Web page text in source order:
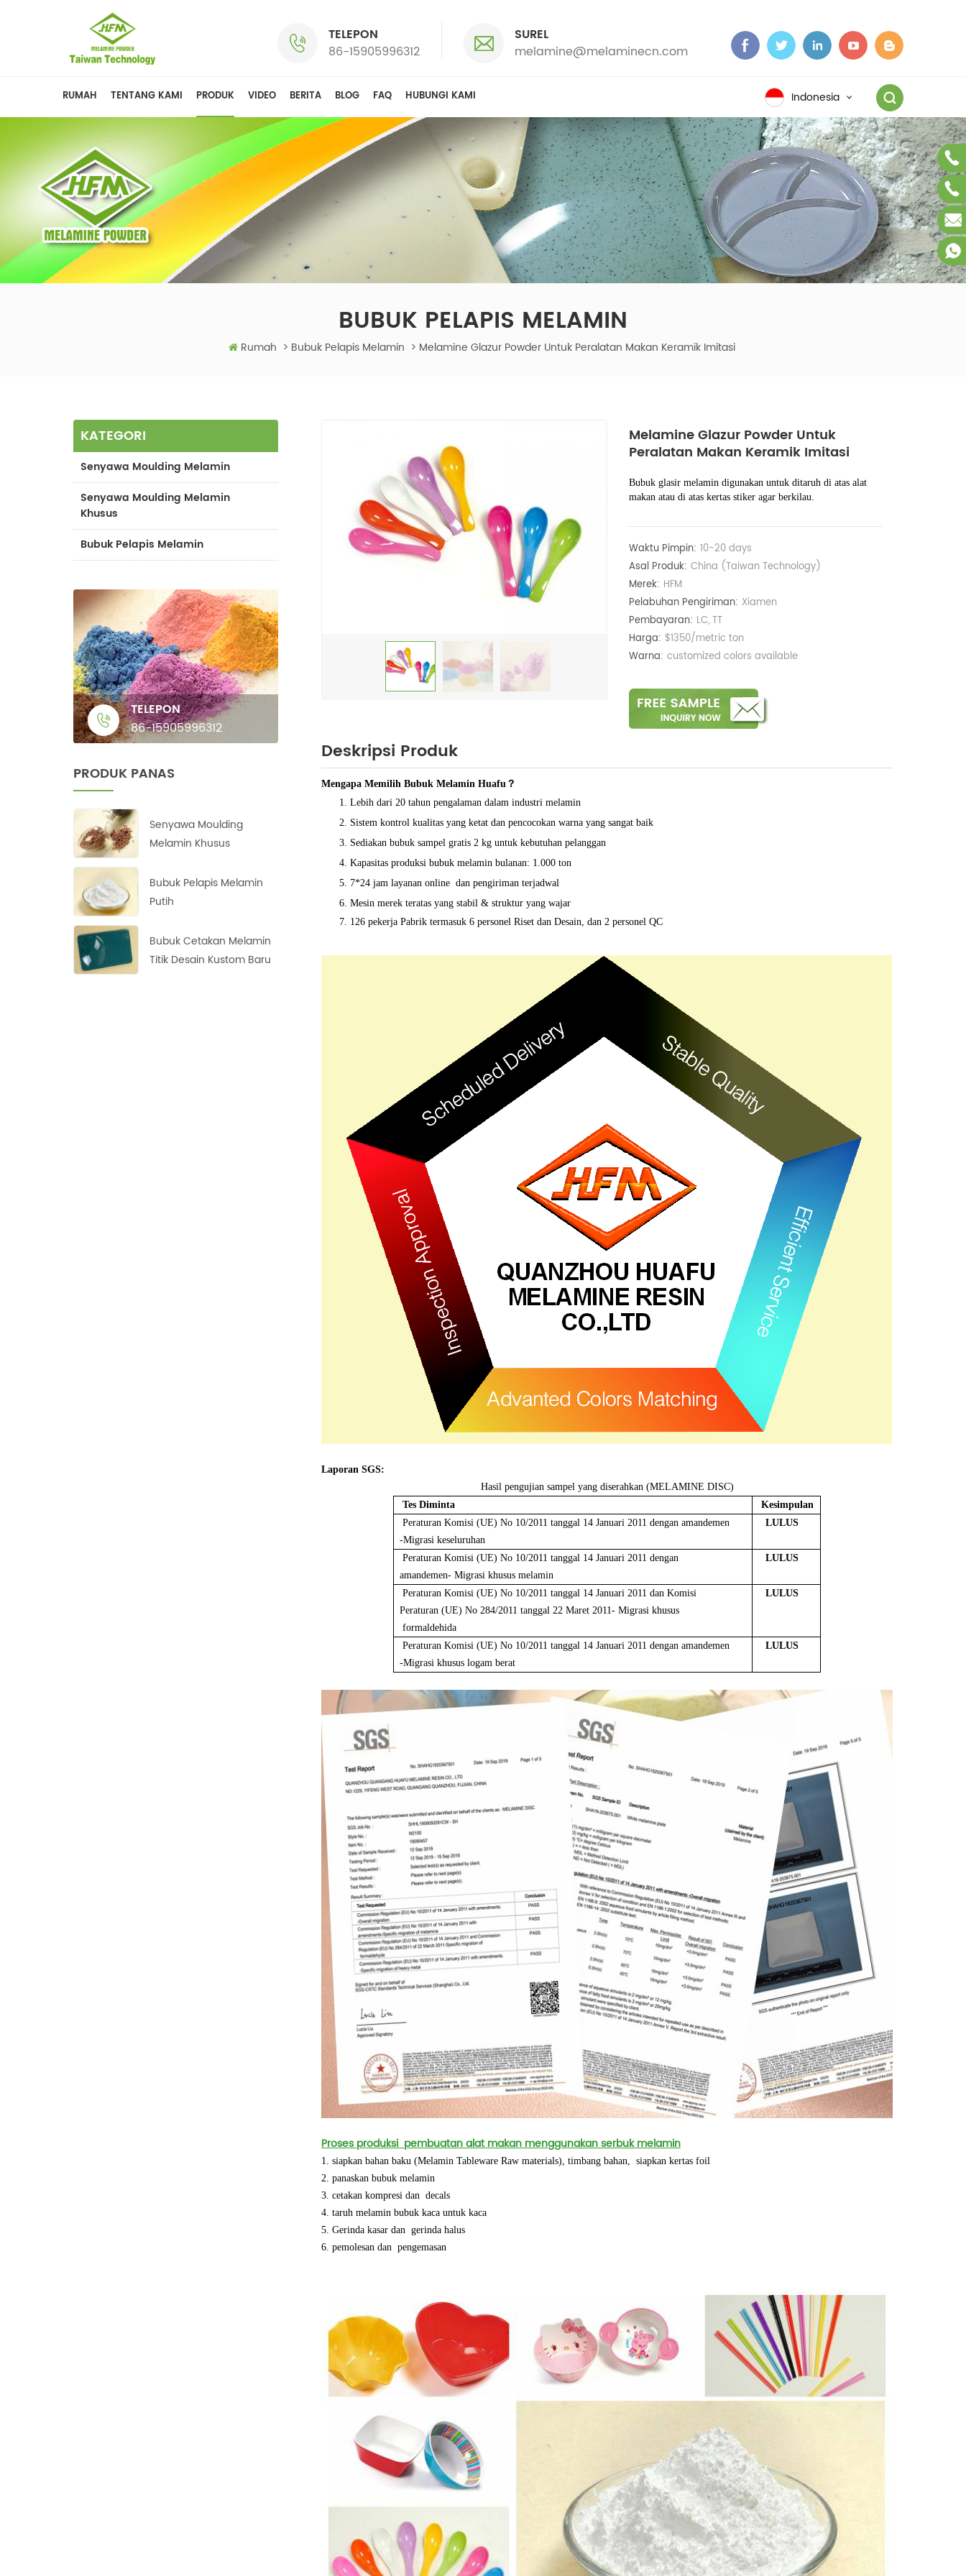
TELEPON
86-15905996312
SUREL
melamine@melaminecn.com
Indonesia
RUMAH TENTANG KAMI PRODUK VIDEO BERITA BLOG FAQ HUBUNGI KAMI
BUBUK PELAPIS MELAMIN
Rumah > Bubuk Pelapis Melamin > Melamine Glazur Powder Untuk Peralatan Makan Keramik Imitasi
KATEGORI
Senyawa Moulding Melamin
Senyawa Moulding Melamin
Khusus
Bubuk Pelapis Melamin
TELEPON
86-15905996312
PRODUK PANAS
Senyawa Moulding
Melamin Khusus
Bubuk Pelapis Melamin
Putih
Bubuk Cetakan Melamin
Titik Desain Kustom Baru
Melamine Glazur Powder Untuk
Peralatan Makan Keramik Imitasi
Bubuk glasir melamin digunakan untuk ditaruh di atas alat
makan atau di atas kertas stiker agar berkilau.
Waktu Pimpin: 10-20 days
Asal Produk: China (Taiwan Technology)
Merek: HFM
Pelabuhan Pengiriman: Xiamen
Pembayaran: LC, TT
Harga: $1350/metric ton
Warna: customized colors available
Deskripsi Produk
Mengapa Memilih Bubuk Melamin Huafu？
Lebih dari 20 tahun pengalaman dalam industri melamin
Sistem kontrol kualitas yang ketat dan pencocokan warna yang sangat baik
Sediakan bubuk sampel gratis 2 kg untuk kebutuhan pelanggan
Kapasitas produksi bubuk melamin bulanan: 1.000 ton
7*24 jam layanan online dan pengiriman terjadwal
Mesin merek teratas yang stabil & struktur yang wajar
126 pekerja Pabrik termasuk 6 personel Riset dan Desain, dan 2 personel QC
Laporan SGS:
Hasil pengujian sampel yang diserahkan (MELAMINE DISC)
Tes Diminta
Kesimpulan
Peraturan Komisi (UE) No 10/2011 tanggal 14 Januari 2011 dengan amandemen
-Migrasi keseluruhan
LULUS
Peraturan Komisi (UE) No 10/2011 tanggal 14 Januari 2011 dengan
amandemen- Migrasi khusus melamin
LULUS
Peraturan Komisi (UE) No 10/2011 tanggal 14 Januari 2011 dan Komisi
Peraturan (UE) No 284/2011 tanggal 22 Maret 2011- Migrasi khusus
formaldehida
LULUS
Peraturan Komisi (UE) No 10/2011 tanggal 14 Januari 2011 dengan amandemen
-Migrasi khusus logam berat
LULUS
Proses produksipembuatan alat makan menggunakan serbuk melamin
1. siapkan bahan baku (Melamin Tableware Raw materials), timbang bahan, siapkan kertas foil
2. panaskan bubuk melamin
3. cetakan kompresi dan decals
4. taruh melamin bubuk kaca untuk kaca
5. Gerinda kasar dan gerinda halus
6. pemolesan dan pengemasan